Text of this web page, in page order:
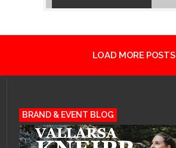
LOAD MORE POSTS
BRAND & EVENT BLOG